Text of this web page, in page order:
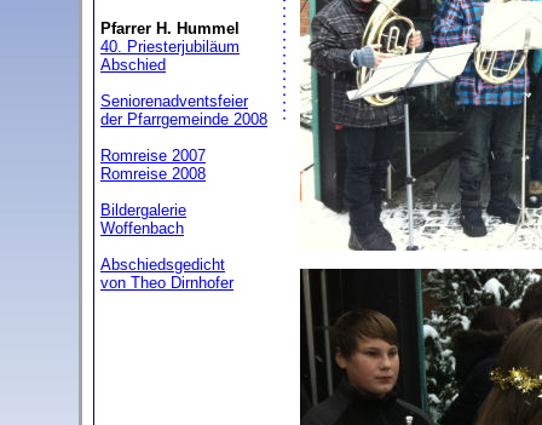
Pfarrer H. Hummel
40. Priesterjubiläum
Abschied
Seniorenadventsfeier
der Pfarrgemeinde 2008
Romreise 2007
Romreise 2008
Bildergalerie
Woffenbach
Abschiedsgedicht
von Theo Dirnhofer